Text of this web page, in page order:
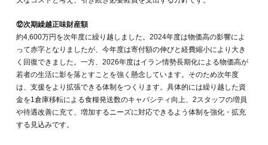
⑫次期繰越正味財産額
約4,600万円を次年度に繰り越しました。2024年度は物価高の影響によ
って赤字となりましたが、今年度は寄付額の伸びと経費縮小により大き
く回復できました。一方、2026年度はイラン情勢長期化による物価高が
若者の生活に影を落とすことを強く懸念しています。そのため次年度
は、支援をより拡張できる体制をつくります。具体的には繰り越した資
金を1倉庫移転による食糧発送数のキャパシティ向上、2スタッフの増員
や待遇改善に充て、増加するニーズに対応できるよう体制を強化・拡充
する見込みです。